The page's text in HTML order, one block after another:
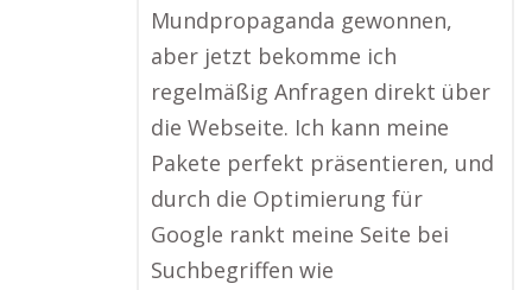
Mundpropaganda gewonnen,
aber jetzt bekomme ich
regelmäßig Anfragen direkt über
die Webseite. Ich kann meine
Pakete perfekt präsentieren, und
durch die Optimierung für
Google rankt meine Seite bei
Suchbegriffen wie